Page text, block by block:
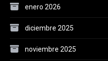
enero 2026
diciembre 2025
noviembre 2025